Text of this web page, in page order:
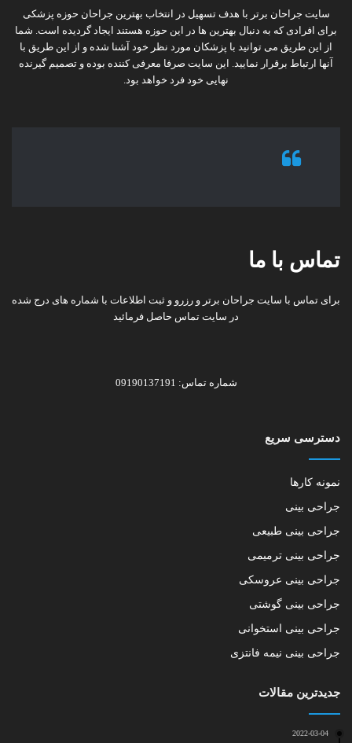
سایت جراحان برتر با هدف تسهیل در انتخاب بهترین جراحان حوزه پزشکی
برای افرادی که به دنبال بهترین ها در این حوزه هستند ایجاد گردیده است. شما
از این طریق می توانید با پزشکان مورد نظر خود آشنا شده و از این طریق با
آنها ارتباط برقرار نمایید. این سایت صرفا معرفی کننده بوده و تصمیم گیرنده
نهایی خود فرد خواهد بود.
تماس با ما
برای تماس با سایت جراحان برتر و رزرو و ثبت اطلاعات با شماره های درج شده
در سایت تماس حاصل فرمائید
شماره تماس: 09190137191
دسترسی سریع
نمونه کارها
جراحی بینی
جراحی بینی طبیعی
جراحی بینی ترمیمی
جراحی بینی عروسکی
جراحی بینی گوشتی
جراحی بینی استخوانی
جراحی بینی نیمه فانتزی
جدیدترین مقالات
2022-03-04